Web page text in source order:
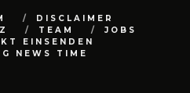
DISCLAIMER
TEAM
JOBS
EINSENDEN
NEWS TIME